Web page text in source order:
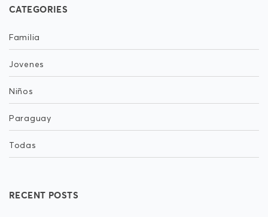
CATEGORIES
Familia
Jovenes
Niños
Paraguay
Todas
RECENT POSTS